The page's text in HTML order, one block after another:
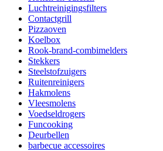
Luchtreinigingsfilters
Contactgrill
Pizzaoven
Koelbox
Rook-brand-combimelders
Stekkers
Steelstofzuigers
Ruitenreinigers
Hakmolens
Vleesmolens
Voedseldrogers
Funcooking
Deurbellen
barbecue accessoires